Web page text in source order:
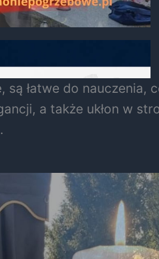
łatwe do nauczenia,
a także ukłon w